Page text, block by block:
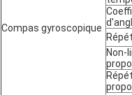
Compas gyroscopique
Non-